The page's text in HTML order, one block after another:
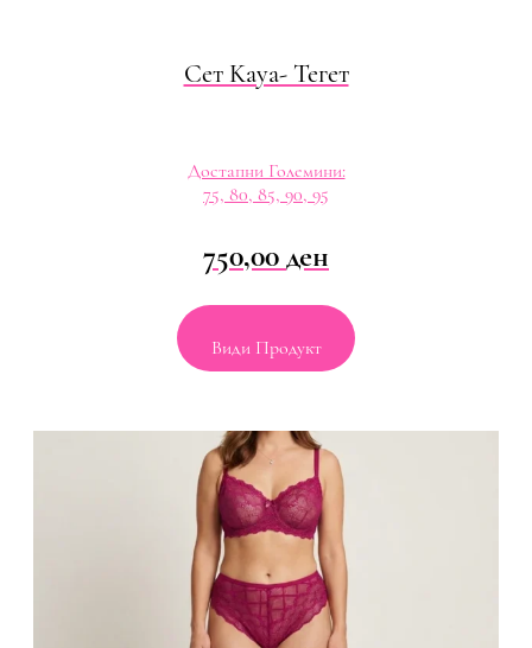
Сет Kaya- Тегет
Достапни Големини:
75, 80, 85, 90, 95
750,00ден
Види Продукт